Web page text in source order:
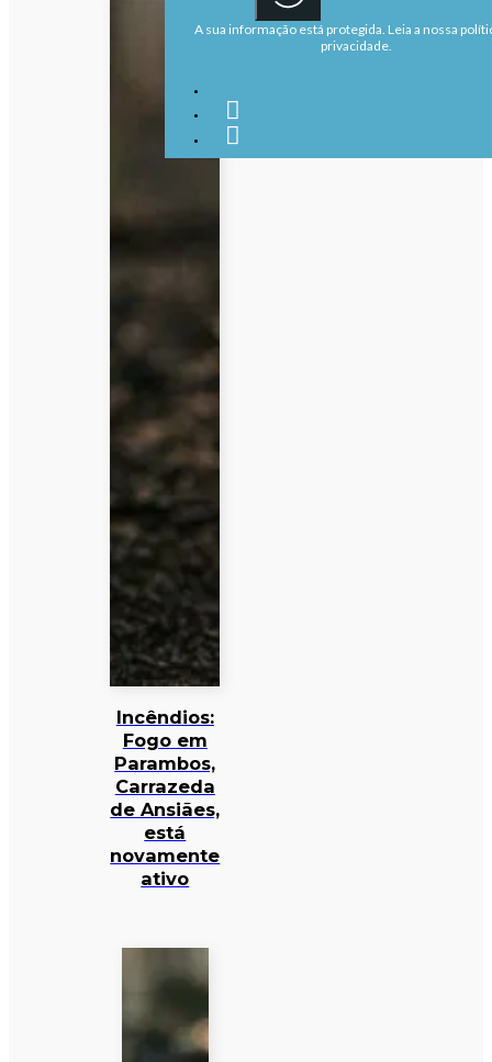
Incêndios:
Fogo em
Parambos,
Carrazeda
de Ansiães,
está
novamente
ativo
A sua informação está protegida. Leia a nossa
privacidade.